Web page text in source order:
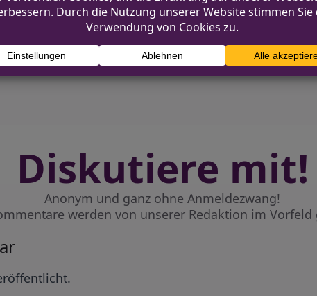
leitet Verfahren ein
Diskutiere mit!
Anonym und ganz ohne Anmeldezwang!
werden von unserer Redaktion im Vorfeld